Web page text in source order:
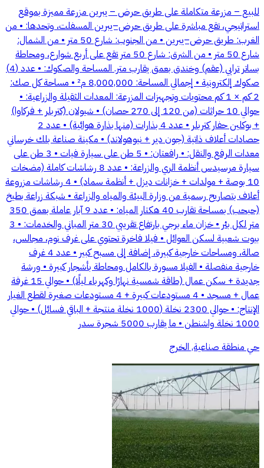
للبيع – مزرعة متكاملة على طريق حرض – يبرين مزرعة مميزة بموقع
استراتيجي، تقع مباشرة على طريق حرض–يبرين المسفلت، وتحدها: • من
الغرب: طريق حرض–يبرين • من الجنوب: شارع 50 متر • من الشمال:
شارع 50 متر • من الشرق: شارع 50 متر تقع على أربع شوارع، ومحاطة
بساتر ترابي (عقم) وخندق بعمق يقارب متر. المساحة والصكوك: • عدد (4)
صكوك إلكترونية • إجمالي المساحة: 8,000,000 م² • مساحة كل صك:
2 كم × 1 كم محتويات وتجهيزات المزرعة: المعدات الثقيلة والزراعية: •
حوالي 10 حراثات (من 120 إلى 270 حصان) • شيولان (كتربلر + فركاوا)
+ بوكلين حفار كتربلر • عدد 4 بذارات (منها بذارة هوائية) • عدد 2
حصادات أعلاف ذاتية (جون دير + نيوهولاند) • مكينة صناعة بلك خرساني
معدات الرفع والنقل: • رافعتان: • 5 طن على سيارة فيات • 3 طن على
سيارة مرسيدس أنظمة الري والزراعة: • عدد 8 رشاشات كاملة (مضخات
10 بوصة + مولدات + خزانات ديزل + أنظمة سماد) • 4 رشاشات مزروعة
أعلاف بتصاريح رسمية من وزارة البيئة والمياه والزراعة • شبكة زراعة بطيخ
(حبحب) بمساحة تقارب 40 هكتار المياه: • عدد 9 آبار عاملة بعمق 350
متر لكل بئر • خزان ماء برجي بارتفاع تقريبي 30 متر المباني والخدمات: • 3
بيوت شعبية لسكن العوائل • فيلا فاخرة تحتوي على غرف نوم، مجالس،
صالة، ومساحات خارجية كبيرة، إضافة إلى مسبح كبير • عدد 4 غرف
خارجية منفصلة • الفيلا مسورة بالكامل ومحاطة بأشجار كبيرة • ورشة
جديدة + سكن عمال (طاقة شمسية نهارًا وكهرباء ليلًا) • حوالي 15 غرفة
عمال + مسجد • 4 مستودعات كبيرة + 4 مستودعات صغيرة لقطع الغيار
الإنتاج: • حوالي 2300 نخلة (1000 نخلة منتجة + الباقي فسائل) • حوالي
1000 نخلة واشنطن • ما يقارب 5000 شجرة سدر
حي منطقة صناعية, الخرج